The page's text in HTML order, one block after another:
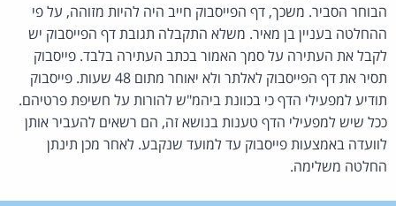
הבוחר הסביר. משכך, דף הפייסבוק חייב היה להיות מזוהה, על פי
ההחלטה בעניין בן מאיר. משלא התקבלה תגובת דף הפייסבוק יש
לקבל את העתירה על סמך האמור בכתב העתירה בלבד. פייסבוק
תסיר את דף הפייסבוק לאלתר ולא יאוחר מתום 48 שעות. פייסבוק
תודיע למפעילי הדף כי בכוונת ביהמ"ש להורות על חשיפת פרטיהם.
ככל שיש למפעילי הדף טענות בנושא זה, הם רשאים להעביר אותן
לוועדה באמצעות פייסבוק עד למועד שנקבע. לאחר מכן תינתן
החלטה משלימה.